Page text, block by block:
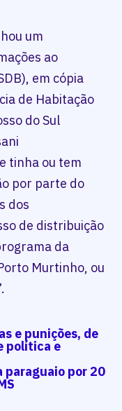
um
ao
em cópia
de Habitação
do Sul
tinha ou tem
por parte do
dos
de distribuição
da
Murtinho, ou
e punições, de
política e
por 20